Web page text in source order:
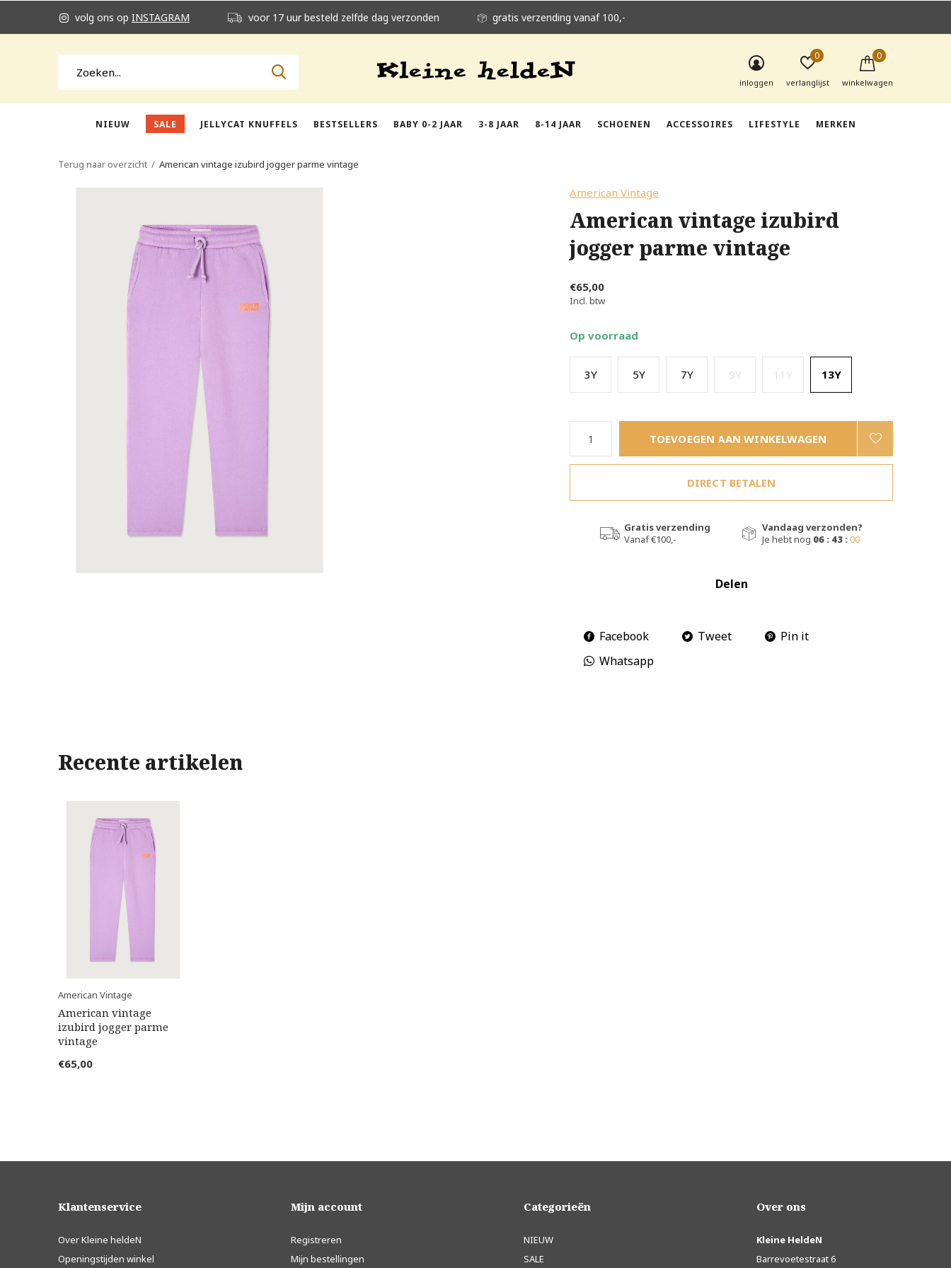
NIEUW SALE JELLYCAT KNUFFELS BESTSELLERS BABY 0-2 JAAR 3-8 JAAR 8-14 JAAR SCHOENEN ACCESSOIRES LIFESTYLE MERKEN
inloggen verlanglijst
0
winkelwagen
0
volg ons op INSTAGRAM voor 17 uur besteld zelfde dag verzonden gratis verzending vanaf 100,-
Terug naar overzicht American vintage izubird jogger parme vintage
American Vintage
American vintage izubird
jogger parme vintage
€65,00
Incl. btw
Op voorraad
3Y 5Y 7Y 9Y 11Y 13Y
TOEVOEGEN AAN WINKELWAGEN
DIRECT BETALEN
Gratis verzending
Vanaf €100,-
Vandaag verzonden?
Je hebt nog 06 : 42 :59
Delen
Facebook Tweet
Pin it
Whatsapp
Recente artikelen
American Vintage
American vintage
izubird jogger parme
vintage
€65,00
Klantenservice
Over Kleine heldeN
Openingstijden winkel
Mijn account
Registreren
Mijn bestellingen
Categorieën
NIEUW
SALE
Over ons
Kleine HeldeN
Barrevoetestraat 6